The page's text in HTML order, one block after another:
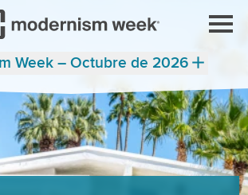
Week – Octubre de 2026